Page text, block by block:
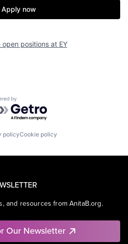
Apply now
open positions at EY
by Getro.com
policyCookie policy
and resources from AnitaB.org.
Our Newsletter